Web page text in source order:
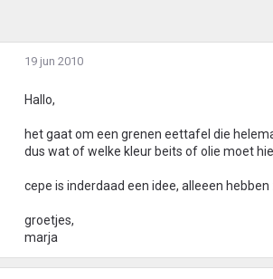
19 jun 2010
Hallo,
het gaat om een grenen eettafel die
dus wat of welke kleur beits of olie moet
cepe is inderdaad een idee, alleeen hebben
groetjes,
marja